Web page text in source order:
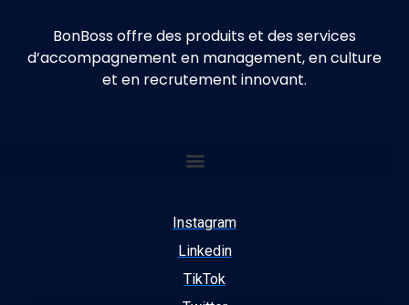
BonBoss offre des produits et des services
d’accompagnement en management, en culture
et en recrutement innovant.
Instagram
Linkedin
TikTok